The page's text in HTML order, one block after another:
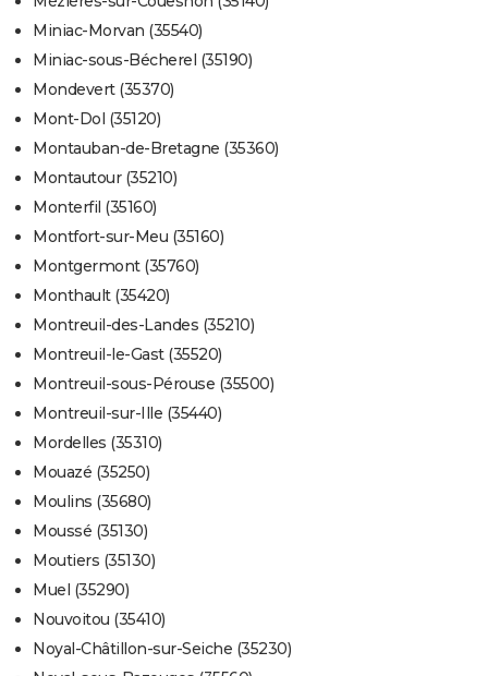
Miniac-Morvan (35540)
Miniac-sous-Bécherel (35190)
Mondevert (35370)
Mont-Dol (35120)
Montauban-de-Bretagne (35360)
Montautour (35210)
Monterfil (35160)
Montfort-sur-Meu (35160)
Montgermont (35760)
Monthault (35420)
Montreuil-des-Landes (35210)
Montreuil-le-Gast (35520)
Montreuil-sous-Pérouse (35500)
Montreuil-sur-Ille (35440)
Mordelles (35310)
Mouazé (35250)
Moulins (35680)
Moussé (35130)
Moutiers (35130)
Muel (35290)
Nouvoitou (35410)
Noyal-Châtillon-sur-Seiche (35230)